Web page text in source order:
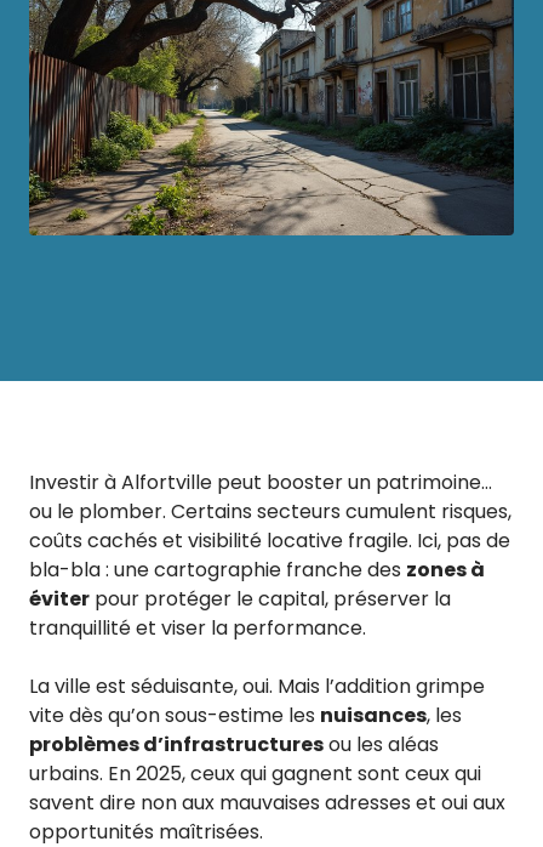
Investir à Alfortville peut booster un patrimoine…
ou le plomber. Certains secteurs cumulent risques,
coûts cachés et visibilité locative fragile. Ici, pas de
bla-bla : une cartographie franche des zones à
éviter pour protéger le capital, préserver la
tranquillité et viser la performance.
La ville est séduisante, oui. Mais l’addition grimpe
vite dès qu’on sous-estime les nuisances, les
problèmes d’infrastructuresou les aléas
urbains. En 2025, ceux qui gagnent sont ceux qui
savent dire non aux mauvaises adresses et oui aux
opportunités maîtrisées.